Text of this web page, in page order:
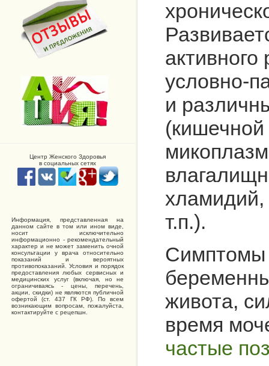
Центр Женского Здоровья
в социальных сетях
Информация, представленная на
данном сайте в том или ином виде,
носит исключительно
информационно - рекомендательный
характер и не может заменить очной
консультации у врача относительно
показаний и вероятных
противопоказаний. Условия и порядок
предоставления любых сервисных и
медицинских услуг (включая, но не
ограничиваясь - цены, перечень,
акции, скидки) не являются публичной
офертой (ст. 437 ГК РФ). По всем
возникающим вопросам, пожалуйста,
контактируйте с рецепшн.
условно-
и
(кишечной
хламидий,
т.п.).
Симптомы
живота,
время
частые